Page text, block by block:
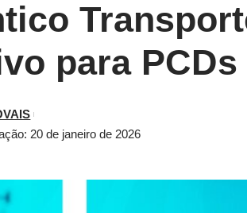
para
20 de janeiro de 2026